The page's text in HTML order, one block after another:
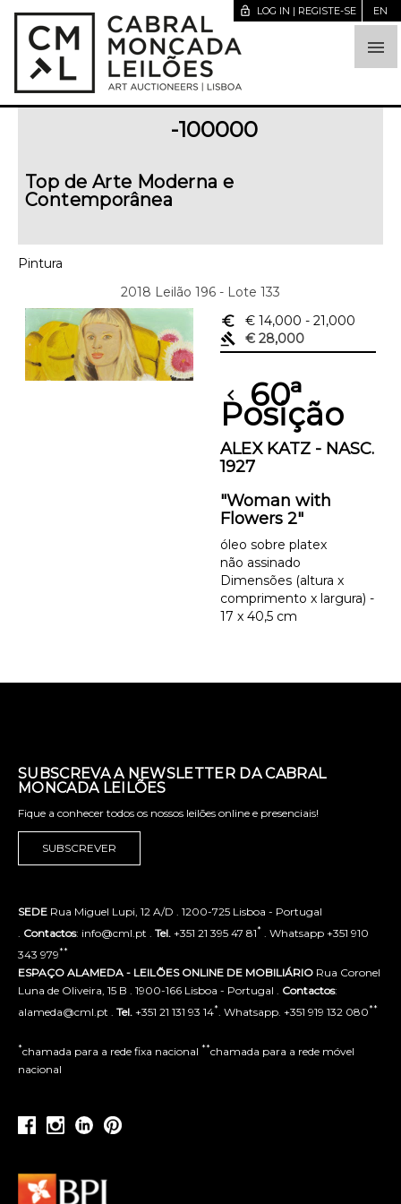

lock_open LOG IN | REGISTE-SE EN
-100000
Top de Arte Moderna e
Contemporânea
Pintura
2018 Leilão 196 - Lote 133
euro_symbol
€ 14,000 - 21,000
gavel
€ 28,000
chevron_left 60ª
Posição
ALEX KATZ - NASC.
1927
"Woman with
Flowers 2"
óleo sobre platex
não assinado
Dimensões (altura x
comprimento x largura) -
17 x 40,5 cm
SUBSCREVA A NEWSLETTER DA CABRAL
MONCADA LEILÕES
Fique a conhecer todos os nossos leilões online e presenciais!
SUBSCREVER
SEDE Rua Miguel Lupi, 12 A/D . 1200-725 Lisboa - Portugal
Contactos: info@cml.pt . Tel. +351 21 395 47 81* . Whatsapp +351 910
343 979**
ESPAÇO ALAMEDA - LEILÕES ONLINE DE MOBILIÁRIO Rua Coronel
Luna de Oliveira, 15 B . 1900-166 Lisboa - Portugal . Contactos:
alameda@cml.pt . Tel. +351 21 131 93 14* . Whatsapp. +351 919 132 080**
*chamada para a rede fixa nacional **chamada para a rede móvel
nacional